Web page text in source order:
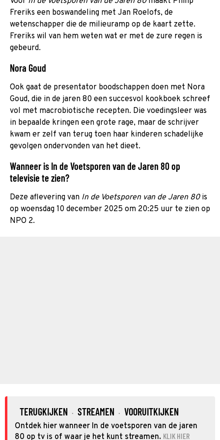
Freriks een boswandeling met Jan Roelofs, de
wetenschapper die de milieuramp op de kaart zette.
Freriks wil van hem weten wat er met de zure regen is
gebeurd.
Nora Goud
Ook gaat de presentator boodschappen doen met Nora
Goud, die in de jaren 80 een succesvol kookboek schreef
vol met macrobiotische recepten. Die voedingsleer was
in bepaalde kringen een grote rage, maar de schrijver
kwam er zelf van terug toen haar kinderen schadelijke
gevolgen ondervonden van het dieet.
Wanneer is In de Voetsporen van de Jaren 80 op
televisie te zien?
Deze aflevering van In de Voetsporen van de Jaren 80is
op woensdag 10 december 2025 om 20:25 uur te zien op
NPO 2.
TERUGKIJKEN · STREAMEN · VOORUITKIJKEN
Ontdek hier wanneer In de voetsporen van de jaren
80 op tv is of waar je het kunt streamen. KLIK HIER